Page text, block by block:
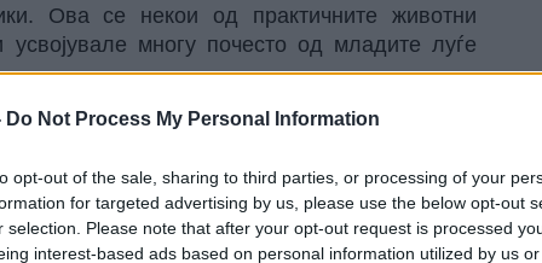
Do Not Process My Personal Information
opt-out of the sale, sharing to third parties, or processing of your
for targeted advertising by us, please use the below opt-out
selection. Please note that after your opt-out request is processed
interest-based ads based on personal information utilized by us
Ова се некои од практичните животни
многу почесто од младите луѓе
често сами учеа да менуваат гуми, да
поправки на автомобилот. Тие израснаа во
на сопствените вештини отколку на сервиси
денес повеќе се потпираат на Google,
се појават проблеми, пишува YourTango.